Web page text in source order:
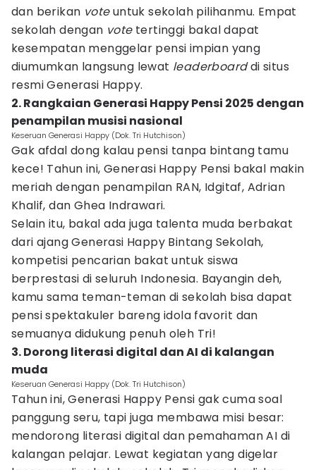
dan berikan voteuntuk sekolah pilihanmu. Empat
sekolah dengan votetertinggi bakal dapat
kesempatan menggelar pensi impian yang
diumumkan langsung lewat leaderboarddi situs
resmi Generasi Happy.
2. Rangkaian Generasi Happy Pensi 2025 dengan
penampilan musisi nasional
Keseruan Generasi Happy (Dok. Tri Hutchison)
Gak afdal dong kalau pensi tanpa bintang tamu
kece! Tahun ini, Generasi Happy Pensi bakal makin
meriah dengan penampilan RAN, Idgitaf, Adrian
Khalif, dan Ghea Indrawari.
Selain itu, bakal ada juga talenta muda berbakat
dari ajang Generasi Happy Bintang Sekolah,
kompetisi pencarian bakat untuk siswa
berprestasi di seluruh Indonesia. Bayangin deh,
kamu sama teman-teman di sekolah bisa dapat
pensi spektakuler bareng idola favorit dan
semuanya didukung penuh oleh Tri!
3. Dorong literasi digital dan AI di kalangan
muda
Keseruan Generasi Happy (Dok. Tri Hutchison)
Tahun ini, Generasi Happy Pensi gak cuma soal
panggung seru, tapi juga membawa misi besar:
mendorong literasi digital dan pemahaman AI di
kalangan pelajar. Lewat kegiatan yang digelar